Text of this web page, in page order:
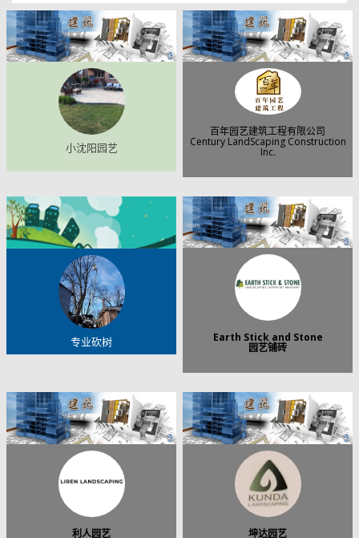
小沈阳园艺
百年园艺建筑工程有限公司
Century LandScaping Construction
Inc.
专业砍树 Earth Stick and Stone
园艺铺砖
利人园艺 坤达园艺